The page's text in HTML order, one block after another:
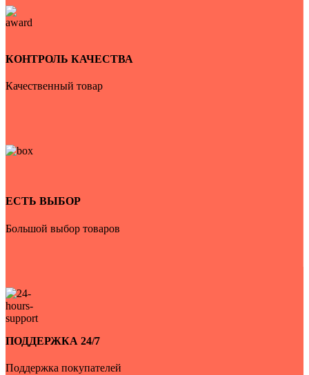
КОНТРОЛЬ КАЧЕСТВА
Качественный товар
ЕСТЬ ВЫБОР
Большой выбор товаров
ПОДДЕРЖКА 24/7
Поддержка покупателей